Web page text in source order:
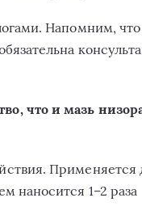
Напомним, что
что и мазь
Применяется
наносится 1–2 раза